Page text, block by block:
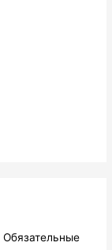
Обязательные